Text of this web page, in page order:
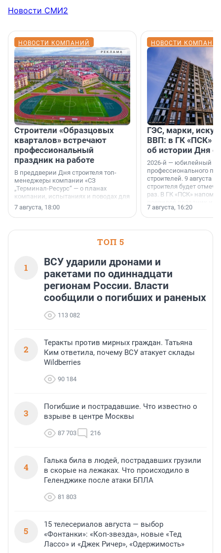
Новости СМИ2
НОВОСТИ КОМПАНИЙ
Строители «Образцовых
кварталов» встречают
профессиональный
праздник на работе
В преддверии Дня строителя топ-
менеджеры компании «СЗ
„Терминал-Ресурс“ — о планах
компании, испытаниях и поводах для
осторожного оптимизма.
7 августа, 18:00
НОВОСТИ
ГЭС, марки,
ВВП: в ГК «ПСК»
об истории Дня
2026-й — юбилейный
профессионального
строителей. 9 августа
строителя будет
раз. В ГК «ПСК»
поменялась роль
7 августа, 16:20
ТОП 5
1
ВСУ ударили дронами и
ракетами по одиннадцати
регионам России. Власти
сообщили о погибших и раненых
113 082
2
Теракты против мирных граждан. Татьяна
Ким ответила, почему ВСУ атакует склады
Wildberries
90 184
3
Погибшие и пострадавшие. Что известно о
взрыве в центре Москвы
87 703 216
4
Галька била в людей, пострадавших грузили
в скорые на лежаках. Что происходило в
Геленджике после атаки БПЛА
81 803
5
15 телесериалов августа — выбор
«Фонтанки»: «Коп-звезда», новые «Тед
Лассо» и «Джек Ричер», «Одержимость»